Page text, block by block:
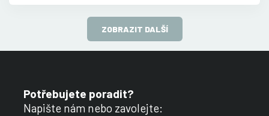
ZOBRAZIT DALŠÍ
Potřebujete poradit?
Napište nám nebo zavolejte: